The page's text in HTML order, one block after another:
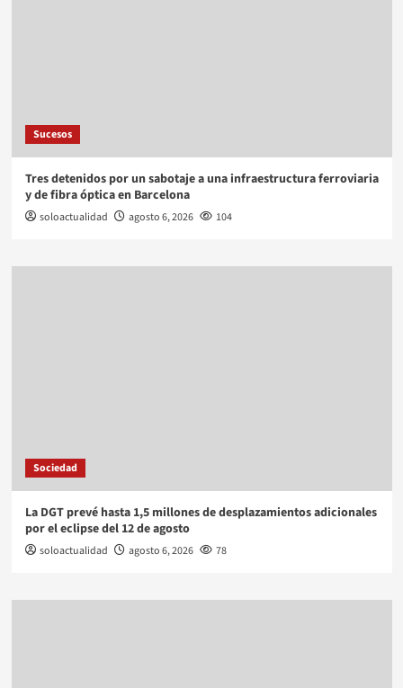
Sucesos
Tres detenidos por un sabotaje a una infraestructura ferroviaria
y de fibra óptica en Barcelona
soloactualidad agosto 6, 2026 104
Sociedad
La DGT prevé hasta 1,5 millones de desplazamientos adicionales
por el eclipse del 12 de agosto
soloactualidad agosto 6, 2026 78